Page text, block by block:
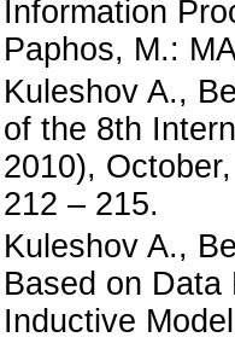
Information
Paphos, М.:
Kuleshov A.,
of the 8th
2010),
212 – 215.
Kuleshov A.,
Based on
Inductive